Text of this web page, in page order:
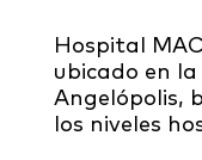
Hospital
ubicado en
Angelópolis,
los niveles